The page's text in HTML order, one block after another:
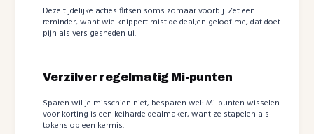
Deze tijdelijke acties flitsen soms zomaar voorbij. Zet een
reminder, want wie knippert mist de deal;en geloof me, dat doet
pijn als vers gesneden ui.
Verzilver regelmatig Mi-punten
Sparen wil je misschien niet, besparen wel: Mi-punten wisselen
voor korting is een keiharde dealmaker, want ze stapelen als
tokens op een kermis.